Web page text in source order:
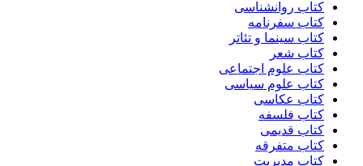
کتاب روانشناسی
کتاب سفرنامه
کتاب سینما و تئاتر
کتاب شعر
کتاب علوم اجتماعی
کتاب علوم سیاسی
کتاب عکاسی
کتاب فلسفه
کتاب قدیمی
کتاب متفرقه
کتاب مدیریت